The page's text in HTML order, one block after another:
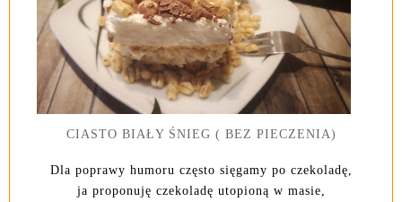
CIASTO BIAŁY ŚNIEG ( BEZ PIECZENIA)
Dla poprawy humoru często sięgamy po czekoladę,
ja proponuję czekoladę utopioną w masie,